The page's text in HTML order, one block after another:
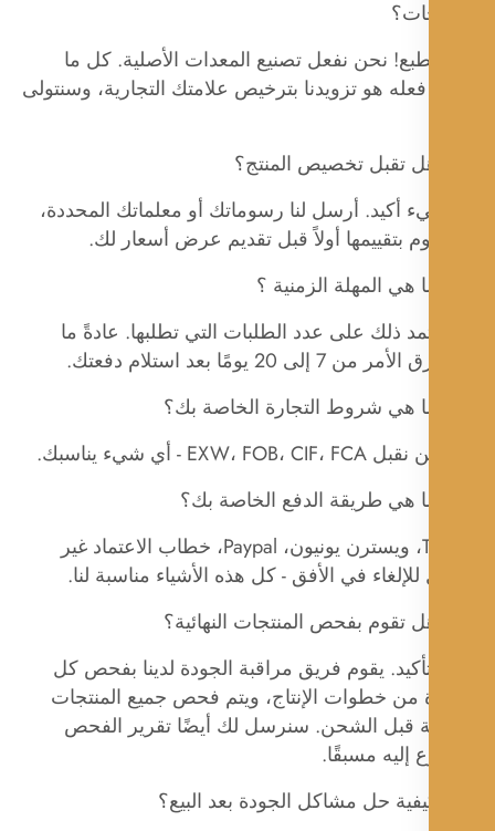
نحن نفعل تصنيع المعدات الأصلية. كل ما
هو تزويدنا بترخيص علامتك التجارية، وسنتولى
تخصيص المنتج؟
أكيد. أرسل لنا رسوماتك أو معلماتك المحددة،
بتقييمها أولاً قبل تقديم عرض أسعار لك.
المهلة الزمنية ؟
ذلك على عدد الطلبات التي تطلبها. عادةً ما
7 إلى 20 يومًا بعد استلام دفعتك.
شروط التجارة الخاصة بك؟
طريقة الدفع الخاصة بك؟
ج: T/T، ويسترن يونيون، Paypal، خطاب الاعتماد غير
للإلغاء في الأفق - كل هذه الأشياء مناسبة لنا.
بفحص المنتجات النهائية؟
يقوم فريق مراقبة الجودة لدينا بفحص كل
خطوات الإنتاج، ويتم فحص جميع المنتجات
قبل الشحن. سنرسل لك أيضًا تقرير الفحص
إليه مسبقًا.
حل مشاكل الجودة بعد البيع؟